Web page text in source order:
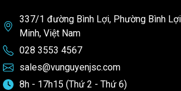
337/1 đường Bình Lợi, Phường Bình Lợi
Minh, Việt Nam
028 3553 4567
sales@vunguyenjsc.com
8h - 17h15 (Thứ 2 - Thứ 6)